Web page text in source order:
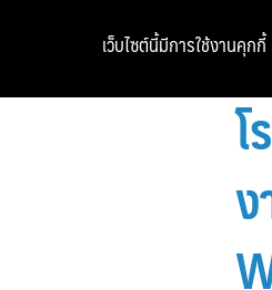
เว็บไซต์นี้มีการใช้งานคุก